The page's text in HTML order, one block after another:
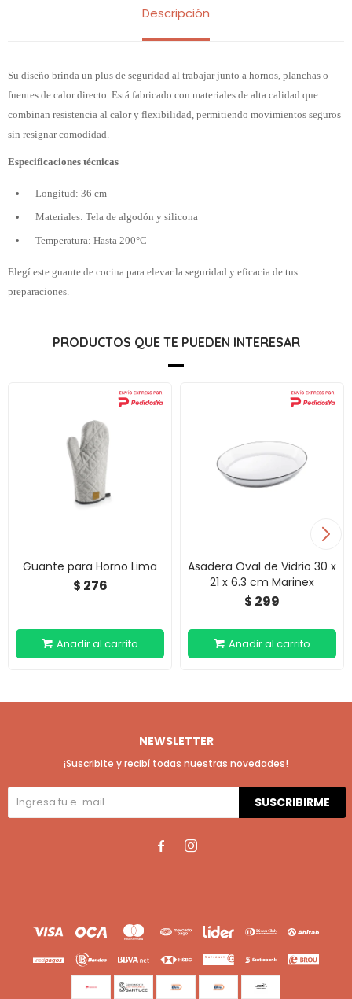
Descripción
Su diseño brinda un plus de seguridad al trabajar junto a hornos, planchas o
fuentes de calor directo. Está fabricado con materiales de alta calidad que
combinan resistencia al calor y flexibilidad, permitiendo movimientos seguros
sin resignar comodidad.
Especificaciones técnicas
Longitud: 36 cm
Materiales: Tela de algodón y silicona
Temperatura: Hasta 200°C
Elegí este guante de cocina para elevar la seguridad y eficacia de tus
preparaciones.
PRODUCTOS QUE TE PUEDEN INTERESAR
Guante para Horno Lima
$ 276
Asadera Oval de Vidrio 30 x
21 x 6.3 cm Marinex
$ 299
NEWSLETTER
¡Suscribite y recibí todas nuestras novedades!
SUSCRIBIRME
 